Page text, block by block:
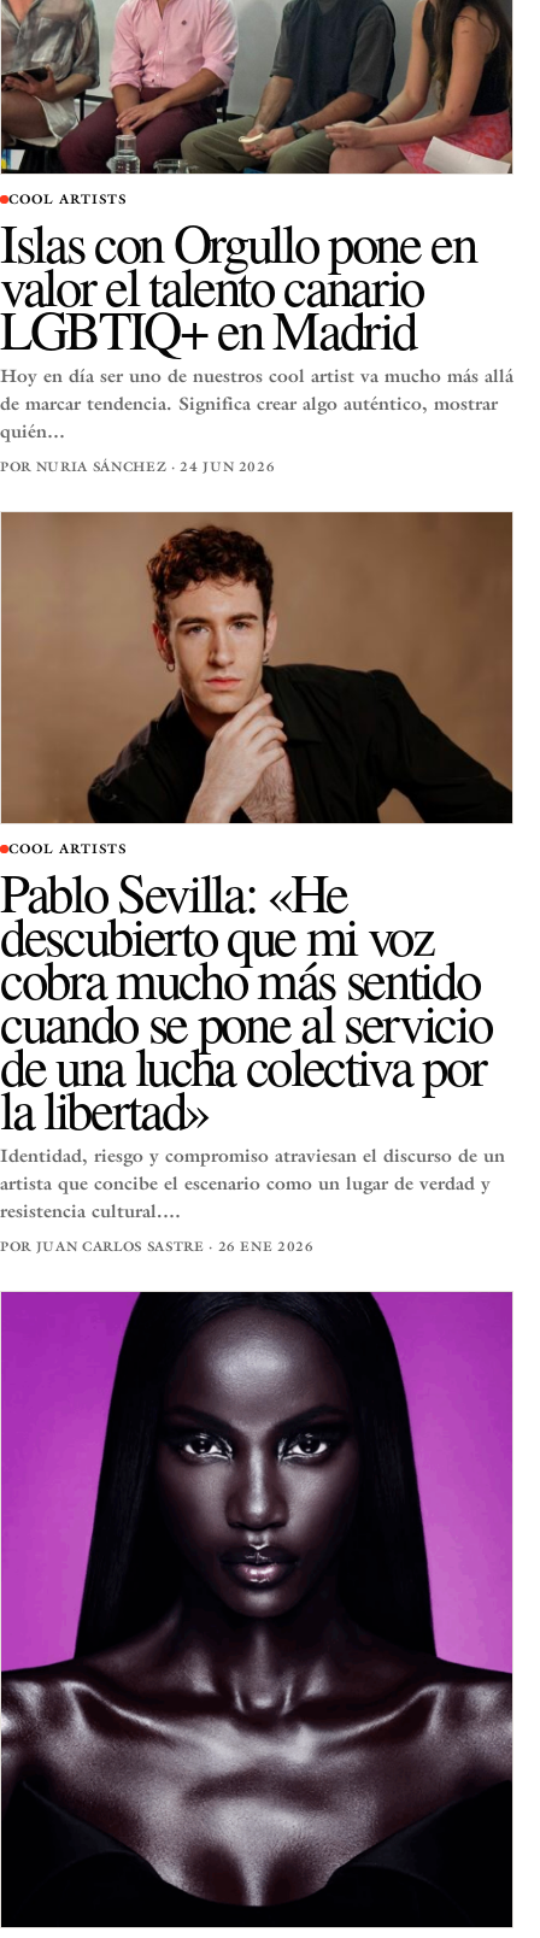
COOL ARTISTS
Islas con Orgullo pone en
valor el talento canario
LGBTIQ+ en Madrid
Hoy en día ser uno de nuestros cool artist va mucho más allá
de marcar tendencia. Significa crear algo auténtico, mostrar
quién…
POR NURIA SÁNCHEZ · 24 JUN 2026
COOL ARTISTS
Pablo Sevilla: «He
descubierto que mi voz
cobra mucho más sentido
cuando se pone al servicio
de una lucha colectiva por
la libertad»
Identidad, riesgo y compromiso atraviesan el discurso de un
artista que concibe el escenario como un lugar de verdad y
resistencia cultural.…
POR JUAN CARLOS SASTRE · 26 ENE 2026